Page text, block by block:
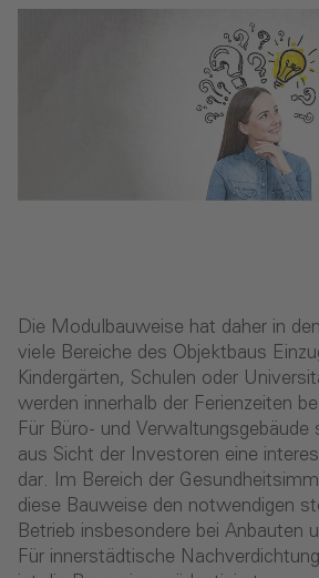
Die Modulbauweise hat daher in
viele Bereiche des Objektbaus
Kindergärten, Schulen oder
werden innerhalb der Ferienzeiten
Für Büro- und
aus Sicht der Investoren eine
dar. Im Bereich der
diese Bauweise den notwendigen
Betrieb insbesondere bei Anbauten
Für innerstädtische